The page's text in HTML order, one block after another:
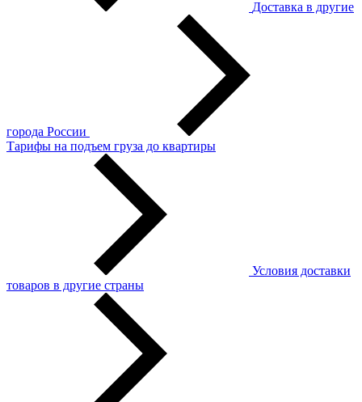
Доставка в другие
города России
Тарифы на подъем груза до квартиры
Условия доставки
товаров в другие страны